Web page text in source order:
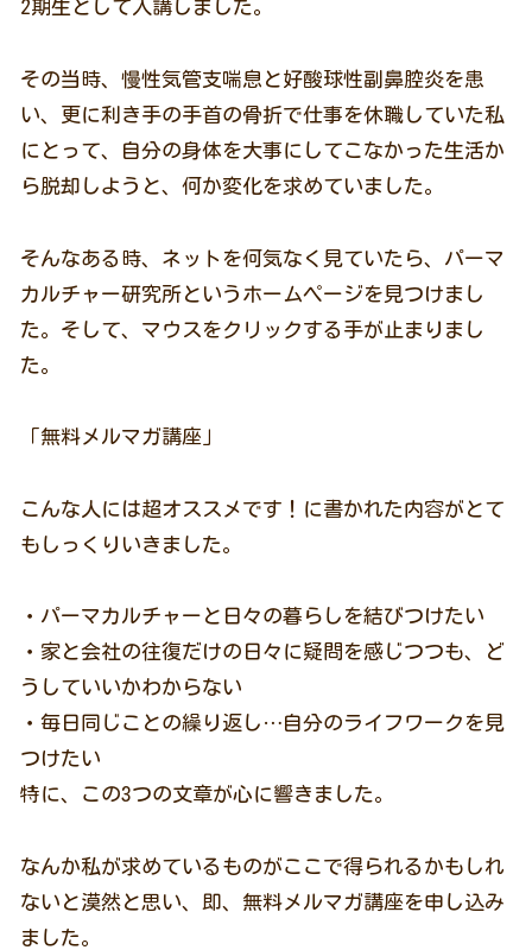
2期生として入講しました。
その当時、慢性気管支喘息と好酸球性副鼻腔炎を患
い、更に利き手の手首の骨折で仕事を休職していた私
にとって、自分の身体を大事にしてこなかった生活か
ら脱却しようと、何か変化を求めていました。
そんなある時、ネットを何気なく見ていたら、パーマ
カルチャー研究所というホームページを見つけまし
た。そして、マウスをクリックする手が止まりまし
た。
「無料メルマガ講座」
こんな人には超オススメです！に書かれた内容がとて
もしっくりいきました。
・パーマカルチャーと日々の暮らしを結びつけたい
・家と会社の往復だけの日々に疑問を感じつつも、ど
うしていいかわからない
・毎日同じことの繰り返し…自分のライフワークを見
つけたい
特に、この3つの文章が心に響きました。
なんか私が求めているものがここで得られるかもしれ
ないと漠然と思い、即、無料メルマガ講座を申し込み
ました。